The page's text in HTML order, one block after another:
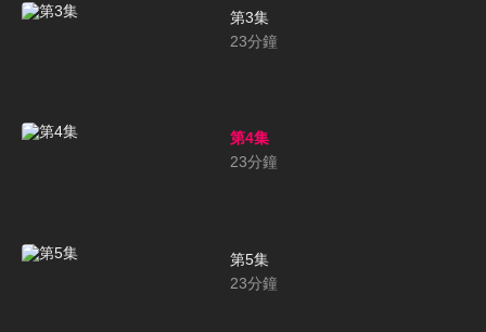
第3集
23分鐘
第4集
23分鐘
第5集
23分鐘